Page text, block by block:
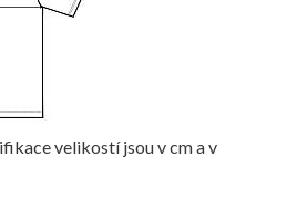
velikostí jsou v cm a v